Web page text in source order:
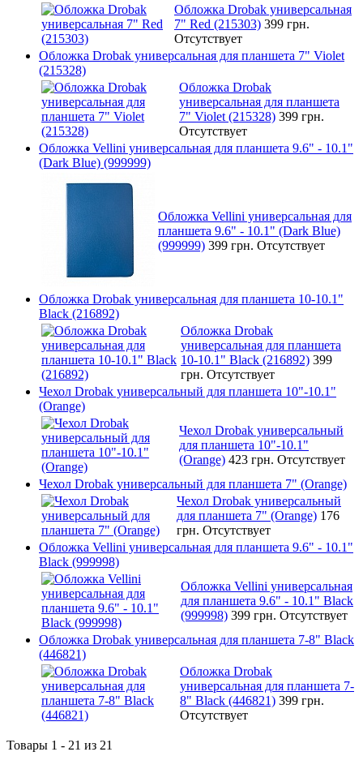
Обложка Drobak универсальная
7" Red (215303) 399 грн.
Отсутствует
Обложка Drobak универсальная для планшета 7" Violet
(215328)
Обложка Drobak
универсальная для планшета
7" Violet (215328) 399 грн.
Отсутствует
Обложка Vellini универсальная для планшета 9.6" - 10.1"
(Dark Blue) (999999)
Обложка Vellini универсальная для
планшета 9.6" - 10.1" (Dark Blue)
(999999) 399 грн. Отсутствует
Обложка Drobak универсальная для планшета 10-10.1"
Black (216892)
Обложка Drobak
универсальная для планшета
10-10.1" Black (216892) 399
грн. Отсутствует
Чехол Drobak универсальный для планшета 10"-10.1"
(Orange)
Чехол Drobak универсальный
для планшета 10"-10.1"
(Orange) 423 грн. Отсутствует
Чехол Drobak универсальный для планшета 7" (Orange)
Чехол Drobak универсальный
для планшета 7" (Orange) 176
грн. Отсутствует
Обложка Vellini универсальная для планшета 9.6" - 10.1"
Black (999998)
Обложка Vellini универсальная
для планшета 9.6" - 10.1" Black
(999998) 399 грн. Отсутствует
Обложка Drobak универсальная для планшета 7-8" Black
(446821)
Обложка Drobak
универсальная для планшета 7-
8" Black (446821) 399 грн.
Отсутствует
Товары 1 - 21 из 21